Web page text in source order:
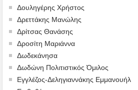
Δουληγέρης Χρήστος
Δρεττάκης Μανώλης
Δρίτσας Θανάσης
Δροσίτη Μαριάννα
Δωδεκάνησα
Δωδώνη Πολιτιστικός Όμιλος
Εγγλέζος-Δεληγιαννάκης Εμμανουήλ